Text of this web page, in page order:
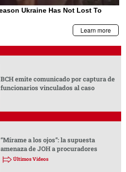
BCH emite comunicado por captura de
funcionarios vinculados al caso
“Mírame a los ojos”: la supuesta
amenaza de JOH a procuradores
Últimos Videos